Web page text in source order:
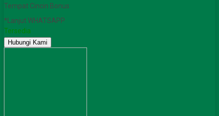
Tempat Cincin Bonus
*Lanjut WHATSAPP
Tersedia
Hubungi Kami